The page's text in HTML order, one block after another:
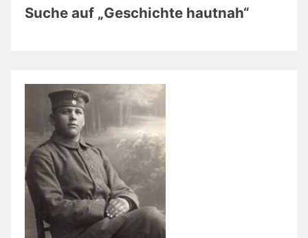
Suche auf „Geschichte hautnah“